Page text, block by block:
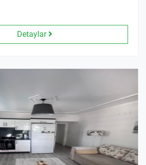
Detaylar